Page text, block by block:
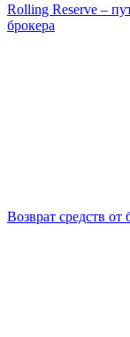
Rolling Reserve –
брокера
Возврат средств от